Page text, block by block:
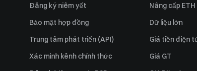
Đăng ký niêm yết
Bảo mật hợp đồng
Trung tâm phát triển (API)
Xác minh kênh chính thức
Nâng cấp ETH
Dữ liệu lớn
Giá tiền điện
Giá GT